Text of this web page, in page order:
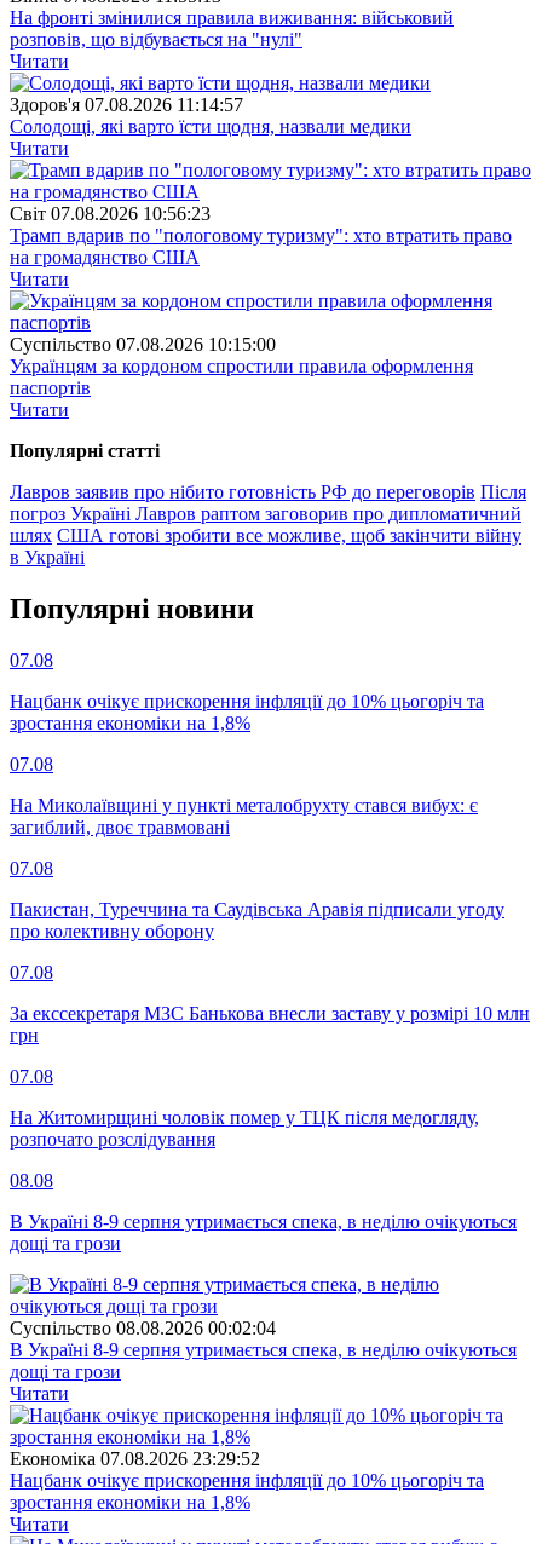
На фронті змінилися правила виживання: військовий
розповів, що відбувається на "нулі"
Читати
Здоров'я 07.08.2026 11:14:57
Солодощі, які варто їсти щодня, назвали медики
Читати
Свiт 07.08.2026 10:56:23
Трамп вдарив по "пологовому туризму": хто втратить право
на громадянство США
Читати
Суспiльство 07.08.2026 10:15:00
Українцям за кордоном спростили правила оформлення
паспортів
Читати
Популярнi статтi
Лавров заявив про нібито готовність РФ до переговорів Після
погроз Україні Лавров раптом заговорив про дипломатичний
шлях США готові зробити все можливе, щоб закінчити війну
в Україні
Популярнi новини
07.08
Нацбанк очікує прискорення інфляції до 10% цьогоріч та
зростання економіки на 1,8%
07.08
На Миколаївщині у пункті металобрухту стався вибух: є
загиблий, двоє травмовані
07.08
Пакистан, Туреччина та Саудівська Аравія підписали угоду
про колективну оборону
07.08
За екссекретаря МЗС Банькова внесли заставу у розмірі 10 млн
грн
07.08
На Житомирщині чоловік помер у ТЦК після медогляду,
розпочато розслідування
08.08
В Україні 8-9 серпня утримається спека, в неділю очікуються
дощі та грози
Суспiльство 08.08.2026 00:02:04
В Україні 8-9 серпня утримається спека, в неділю очікуються
дощі та грози
Читати
Економіка 07.08.2026 23:29:52
Нацбанк очікує прискорення інфляції до 10% цьогоріч та
зростання економіки на 1,8%
Читати